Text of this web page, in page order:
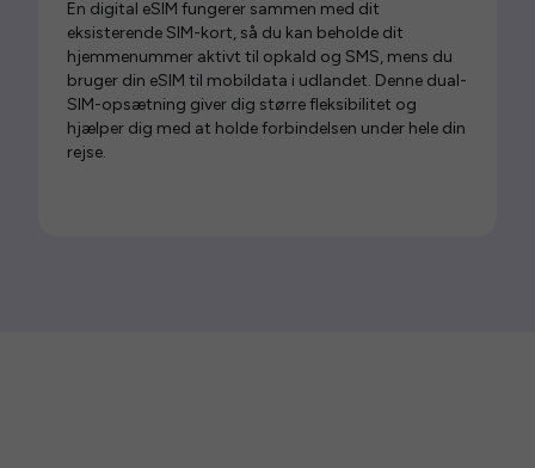
En digital eSIM fungerer sammen med dit
eksisterende SIM-kort, så du kan beholde dit
hjemmenummer aktivt til opkald og SMS, mens du
bruger din eSIM til mobildata i udlandet. Denne dual-
SIM-opsætning giver dig større fleksibilitet og
hjælper dig med at holde forbindelsen under hele din
rejse.